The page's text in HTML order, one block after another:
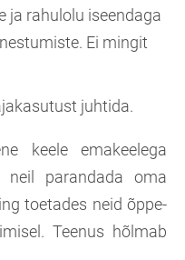
ja rahulolu iseendaga
Ei mingit
juhtida.
keele emakeelega
neil parandada oma
toetades neid õppe-
Teenus hõlmab